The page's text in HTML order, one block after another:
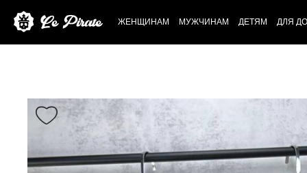
ЖЕНЩИНАМ МУЖЧИНАМ ДЕТЯМ ДЛЯ